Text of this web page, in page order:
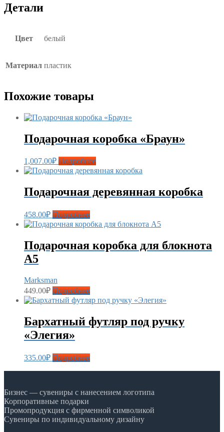
Детали
Цвет белый
Материал пластик
Похожие товары
Подарочная коробка «Браун»
1,007.00₽ Подробнее
Подарочная деревянная коробка
458.00₽ Подробнее
Подарочная коробка для блокнота
А5
Marksman
449.00₽ Подробнее
Бархатный футляр под ручку
«Элегия»
335.00₽ Подробнее
Бизнес — сувениры с нанесением логотипа
Корпоративные подарки
Промопродукция с фирменной символикой
Сувениры по индивидуальному дизайну